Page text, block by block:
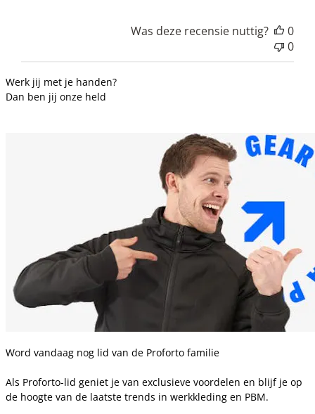
Was deze recensie nuttig?
0
0
Werk jij met je handen?
Dan ben jij onze held
Word vandaag nog lid van de Proforto familie
Als Proforto-lid geniet je van exclusieve voordelen en blijf je op
de hoogte van de laatste trends in werkkleding en PBM.